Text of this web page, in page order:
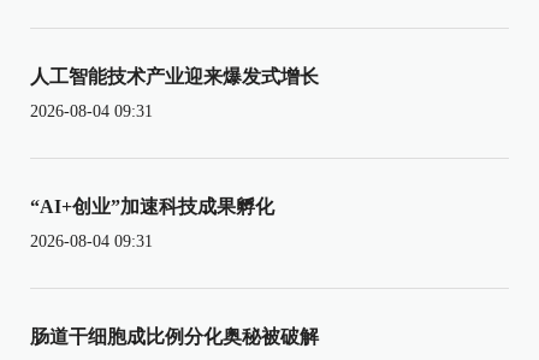
人工智能技术产业迎来爆发式增长
2026-08-04 09:31
“AI+创业”加速科技成果孵化
2026-08-04 09:31
肠道干细胞成比例分化奥秘被破解